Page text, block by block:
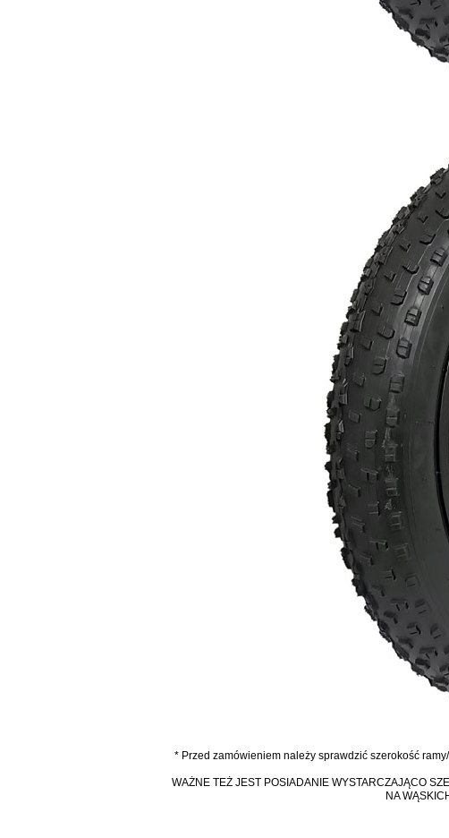
* Przed zamówieniem należy sprawdzić szerokość
WAŻNE TEŻ JEST POSIADANIE WYSTARCZAJĄCO
NA